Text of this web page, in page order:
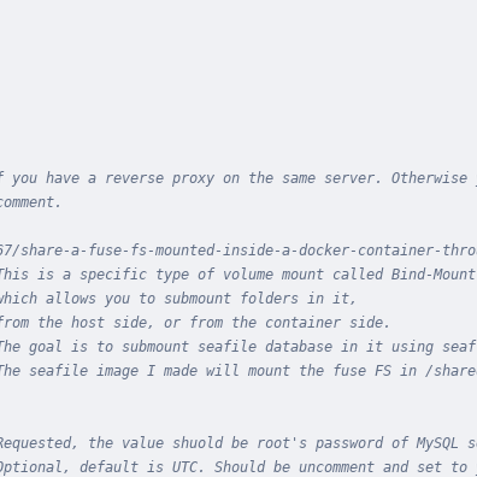
you have a reverse proxy on the same server. Otherwise
share-a-fuse-fs-mounted-inside-a-docker-container-
is a specific type of volume mount called Bind-Mount
allows you to submount folders in it,
the host side, or from the container side.
goal is to submount seafile database in it using
seafile image I made will mount the fuse FS in /
the value shuold be root's password of MySQL
default is UTC. Should be uncomment and set